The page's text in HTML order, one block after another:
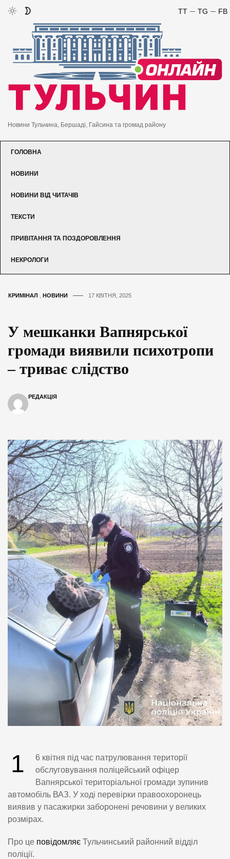
FB
TG
TT
Новини Тульчина, Бершаді, Гайсина та громад району
ГОЛОВНА
НОВИНИ
НОВИНИ ВІД ЧИТАЧІВ
ТЕКСТИ
ПРИВІТАННЯ ТА ПОЗДОРОВЛЕННЯ
НЕКРОЛОГИ
КРИМІНАЛ НОВИНИ 17 КВІТНЯ, 2025
У мешканки Вапнярської
громади виявили психотропи
– триває слідство
РЕДАКЦІЯ
1
6 квітня під час патрулювання території
обслуговування поліцейський офіцер
Вапнярської територіальної громади зупинив
автомобіль ВАЗ. У ході перевірки правоохоронець
виявив у пасажирки заборонені речовини у великих
розмірах.
Про це повідомляє Тульчинський районний відділ
поліції.